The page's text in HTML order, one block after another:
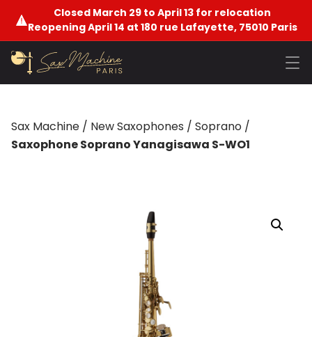
Closed March 29 to April 13 for relocation
Reopening April 14 at 180 rue Lafayette, 75010 Paris
Sax Machine / New Saxophones / Soprano /
Saxophone Soprano Yanagisawa S-WO1